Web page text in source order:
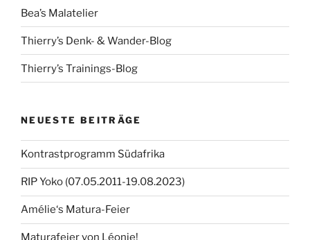
Bea’s Malatelier
Thierry’s Denk- & Wander-Blog
Thierry’s Trainings-Blog
NEUESTE BEITRÄGE
Kontrastprogramm Südafrika
RIP Yoko (07.05.2011-19.08.2023)
Amélie‘s Matura-Feier
Maturafeier von Léonie!